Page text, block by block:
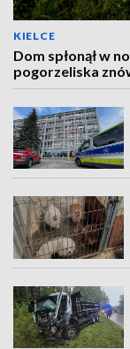
KIELCE
Dom spłonął w
pogorzeliska